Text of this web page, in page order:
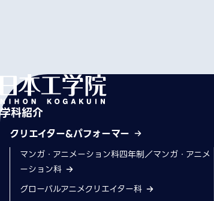
学科紹介
クリエイター&パフォーマー
マンガ・アニメーション科四年制／マンガ・アニメ
ーション科
グローバルアニメクリエイター科